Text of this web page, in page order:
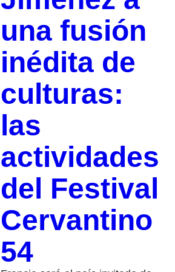
una fusión
inédita de
culturas:
las
actividades
del Festival
Cervantino
54